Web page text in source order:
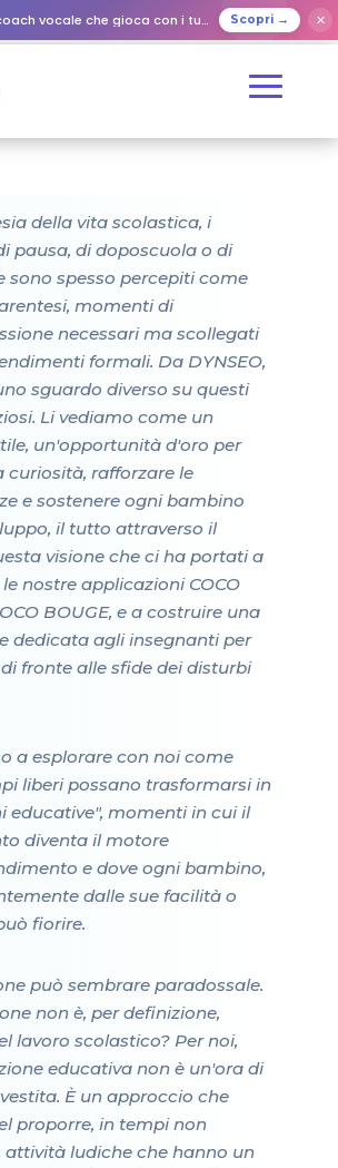
vocale che gioca con i tuoi cari Scopri → ✕
della vita scolastica, i
pausa, di doposcuola o di
sono spesso percepiti come
momenti di
necessari ma scollegati
formali. Da DYNSEO,
sguardo diverso su questi
Li vediamo come un
un'opportunità d'oro per
curiosità, rafforzare le
e sostenere ogni bambino
il tutto attraverso il
visione che ci ha portati a
nostre applicazioni COCO
BOUGE, e a costruire una
dedicata agli insegnanti per
fronte alle sfide dei disturbi
a esplorare con noi come
liberi possano trasformarsi in
educative", momenti in cui il
diventa il motore
e dove ogni bambino,
dalle sue facilità o
fiorire.
può sembrare paradossale.
non è, per definizione,
lavoro scolastico? Per noi,
educativa non è un'ora di
È un approccio che
proporre, in tempi non
ludiche che hanno un